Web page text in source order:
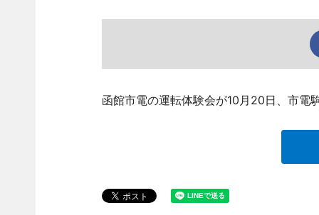
函館市電の運転体験会が10月20日、市電